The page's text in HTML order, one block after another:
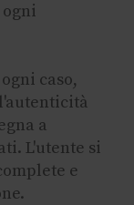
ogni
caso,
a
L'utente si
e